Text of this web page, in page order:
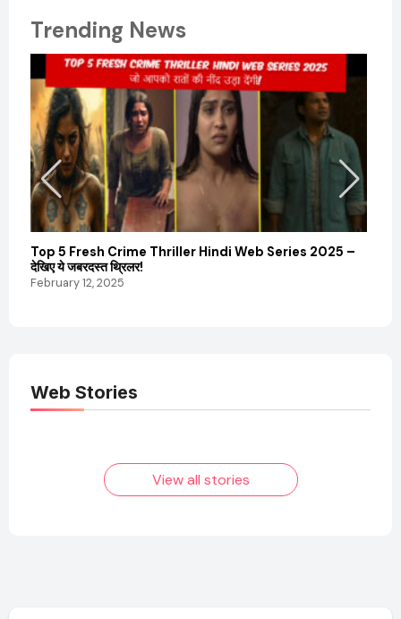
Trending News
Top 5 Fresh Crime Thriller Hindi Web Series 2025 –
देखिए ये जबरदस्त थ्रिलर!
February 12, 2025
Web Stories
Elvish Yadav: एक
आम लड़के से यूट्यूबर
फिल्मों का जादू और उनका
View all stories